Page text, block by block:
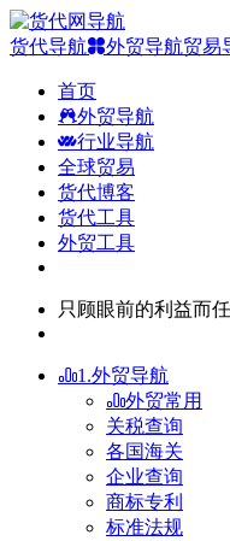
货代导航 外贸导航贸易
首页
外贸导航
行业导航
全球贸易
货代博客
货代工具
外贸工具
只顾眼前的利益
1.外贸导航
外贸常用
关税查询
各国海关
企业查询
商标专利
标准法规